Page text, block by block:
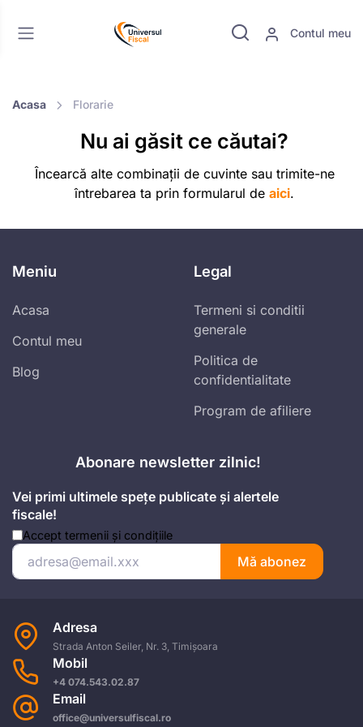
Contul meu
Acasa Florarie
Nu ai găsit ce căutai?
Încearcă alte combinații de cuvinte sau trimite-ne
întrebarea ta prin formularul de aici.
Meniu
Acasa
Contul meu
Blog
Legal
Termeni si conditii
generale
Politica de
confidentialitate
Program de afiliere
Abonare newsletter zilnic!
Vei primi ultimele spețe publicate și alertele
fiscale!
Accept termenii și condițiile
Mă abonez
Adresa
Strada Anton Seiler, Nr. 3, Timișoara
Mobil
+4 074.543.02.87
Email
office@universulfiscal.ro